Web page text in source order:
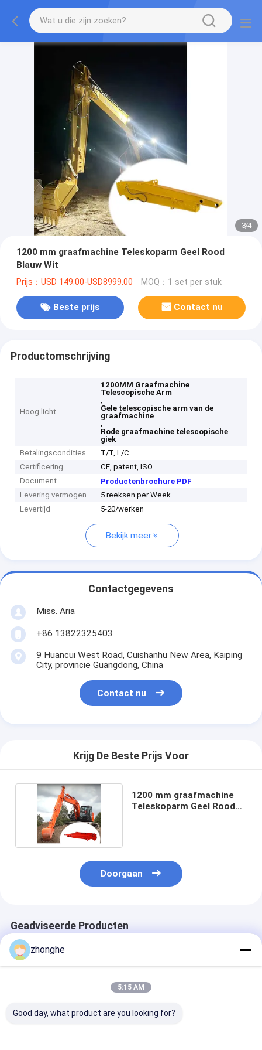
3/4
1200 mm graafmachine Teleskoparm Geel Rood
Blauw Wit
Prijs：USD 149.00-USD8999.00 MOQ：1 set per stuk
Beste prijs Contact nu
Productomschrijving
Hoog licht
1200MM Graafmachine
Telescopische Arm
,
Gele telescopische arm van de
graafmachine
,
Rode graafmachine telescopische
giek
Betalingscondities
T/T, L/C
Certificering
CE, patent, ISO
Document
Productenbrochure PDF
Levering vermogen
5 reeksen per Week
Levertijd
5-20/werken
Bekijk meer
Contactgegevens
Miss. Aria
+86 13822325403
9 Huancui West Road, Cuishanhu New Area, Kaiping
City, provincie Guangdong, China
Contact nu
Krijg De Beste Prijs Voor
1200 mm graafmachine
Teleskoparm Geel Rood
Doorgaan
Geadviseerde Producten
zhonghe
5:15 AM
Good day, what product are you looking for?